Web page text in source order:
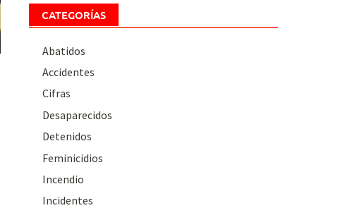
CATEGORÍAS
Abatidos
Accidentes
Cifras
Desaparecidos
Detenidos
Feminicidios
Incendio
Incidentes